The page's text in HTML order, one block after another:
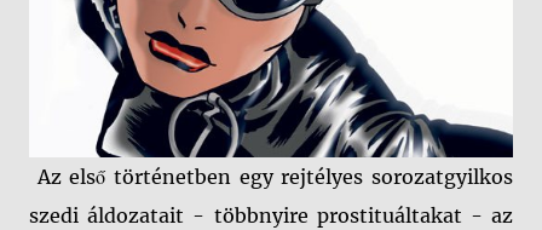
Az első történetben egy rejtélyes sorozatgyilkos
szedi áldozatait - többnyire prostituáltakat - az